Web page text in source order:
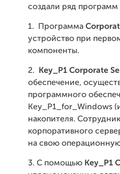
создали ряд
1. Программа
устройство при
компоненты.
2. Key_P1 Corporate
обеспечение,
программного
Key_P1_for_Windows
накопителя.
корпоративного
на свою
3. C помощью Key_P1